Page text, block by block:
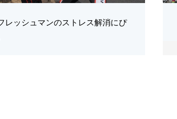
レッシュマンのストレス解消にぴ